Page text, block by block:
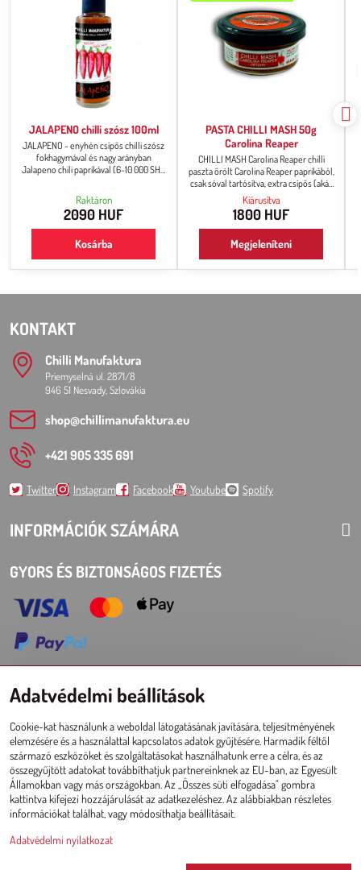
JALAPENO chilli szósz 100ml
JALAPENO - enyhén csípős chilli szósz
fokhagymával és nagy arányban
Jalapeno chili paprikával (6-10 000 SHU
önmagában, chipsekkel vagy nacho-val
családi vagy barátai körben.
Raktáron
2090 HUF
Kosárba
PASTA CHILLI MASH 50g
Carolina Reaper
CHILLI MASH Carolina Reaper chilli
paszta őrölt Carolina Reaper paprikából,
csak sóval tartósítva, extra csípős (akár
2 millió SHU), közvetlen fogyasztásra.
Az állaga sűrű, pépes.
Kiárusítva
1800 HUF
Megjeleníteni
KONTAKT
Chilli Manufaktura
Priemyselná ul. 2871/8
946 51 Nesvady, Szlovákia
shop​@chillimanufaktura​.eu
+421 905 335 691
Twitter Instagram Facebook Youtube Spotify
INFORMÁCIÓK SZÁMÁRA
GYORS ÉS BIZTONSÁGOS FIZETÉS
Choose Eshop for your delivery country:
AT CZ DE SK HU PL EU other countries
NAGYKERESKEDELMI ESHOP
Registráció l Bejelentkezésí
Since 2017 © CM
Adatvédelmi beállítások
Cookie-kat használunk a weboldal látogatásának javítására, teljesítményének
elemzésére és a használattal kapcsolatos adatok gyűjtésére. Harmadik féltől
származó eszközöket és szolgáltatásokat használhatunk erre a célra, és az
összegyűjtött adatokat továbbíthatjuk partnereinknek az EU-ban, az Egyesült
Államokban vagy más országokban. Az „Összes süti elfogadása" gombra
kattintva kifejezi hozzájárulását az adatkezeléshez. Az alábbiakban részletes
információkat találhat, vagy módosíthatja beállításait.
Adatvédelmi nyilatkozat